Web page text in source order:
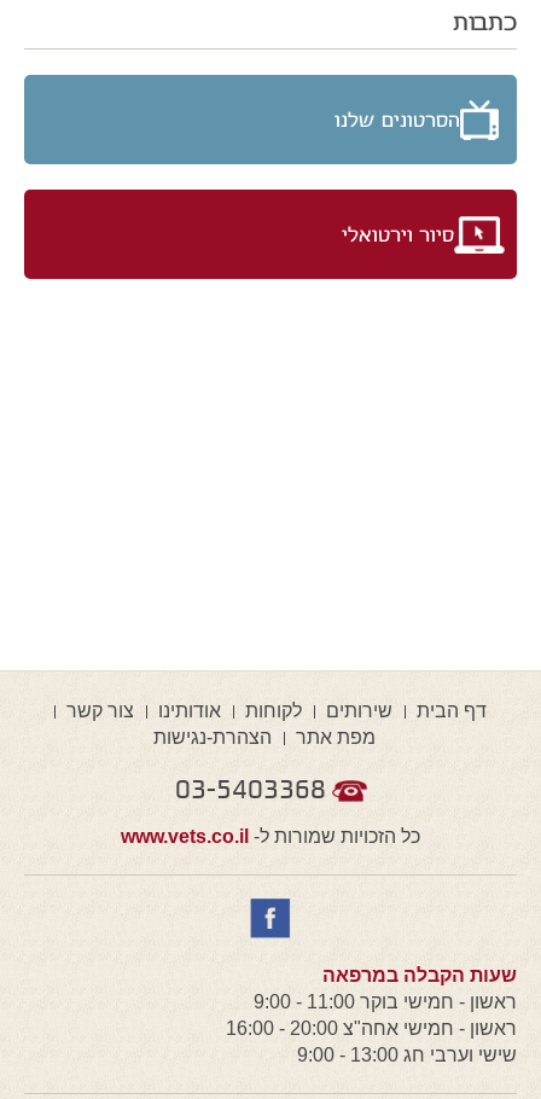
כתבות
הסרטונים שלנו
סיור וירטואלי
דף הבית שירותים לקוחות אודותינו
צור קשר
מפת אתר
הצהרת-נגישות
03-5403368
כל הזכויות שמורות ל- www.vets.co.il
שעות הקבלה במרפאה
ראשון - חמישי בוקר 11:00 - 9:00
ראשון - חמישי אחה"צ 20:00 - 16:00
שישי וערבי חג 13:00 - 9:00